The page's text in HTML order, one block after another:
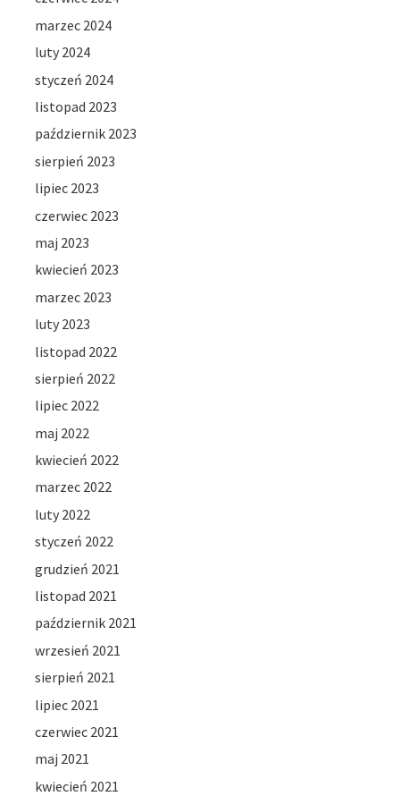
marzec 2024
luty 2024
styczeń 2024
listopad 2023
październik 2023
sierpień 2023
lipiec 2023
czerwiec 2023
maj 2023
kwiecień 2023
marzec 2023
luty 2023
listopad 2022
sierpień 2022
lipiec 2022
maj 2022
kwiecień 2022
marzec 2022
luty 2022
styczeń 2022
grudzień 2021
listopad 2021
październik 2021
wrzesień 2021
sierpień 2021
lipiec 2021
czerwiec 2021
maj 2021
kwiecień 2021